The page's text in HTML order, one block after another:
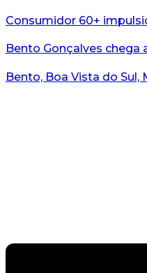
Bento Gonçalves chega